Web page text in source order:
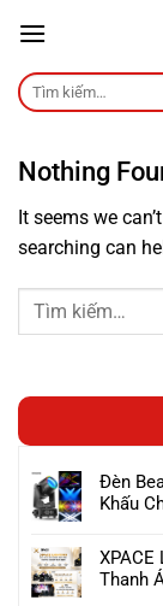
content
Tìm
kiếm:
Nothing
It seems we
searching can
Đèn
Khấu
Thanh